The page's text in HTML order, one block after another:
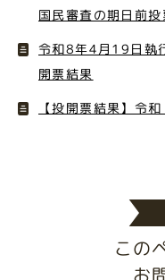
国民審査の期日前
令和8年4月19日執
開票結果
【投開票結果】令
この
お